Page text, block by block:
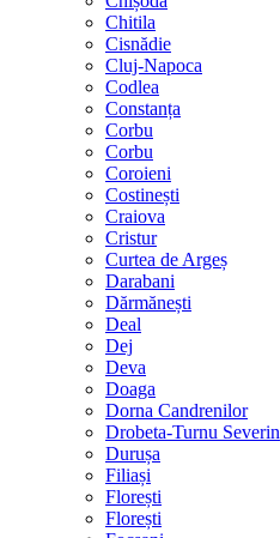
Chitila
Cisnădie
Cluj-Napoca
Codlea
Constanța
Corbu
Corbu
Coroieni
Costinești
Craiova
Cristur
Curtea de Argeș
Darabani
Dărmănești
Deal
Dej
Deva
Doaga
Dorna Candrenilor
Drobeta-Turnu Severin
Durușa
Filiași
Florești
Florești